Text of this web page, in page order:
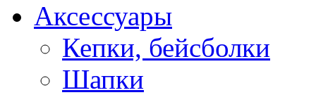
Аксессуары
Кепки, бейсболки
Шапки